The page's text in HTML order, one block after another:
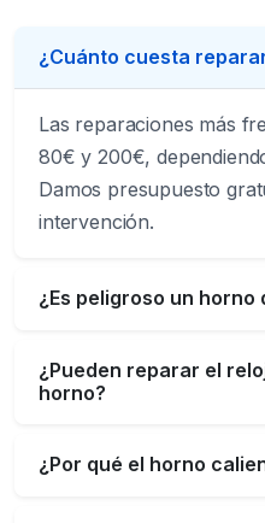
¿Cuánto cuesta
Las reparaciones más
80€ y 200€,
Damos presupuesto
intervención.
¿Es peligroso un horno
¿Pueden reparar el
horno?
¿Por qué el horno